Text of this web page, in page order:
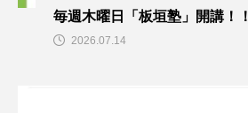
毎週木曜日「板垣塾」開講！！
2026.07.14